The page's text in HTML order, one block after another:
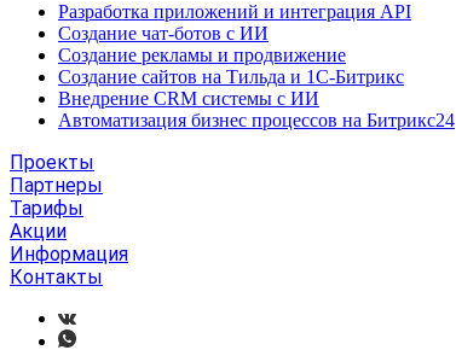
Разработка приложений и интеграция API
Создание чат-ботов с ИИ
Создание рекламы и продвижение
Создание сайтов на Тильда и 1С-Битрикс
Внедрение CRM системы с ИИ
Автоматизация бизнес процессов на Битрикс24
Проекты
Партнеры
Тарифы
Акции
Информация
Контакты